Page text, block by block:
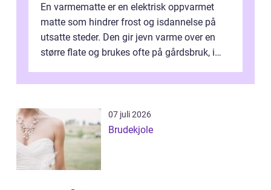
En varmematte er en elektrisk oppvarmet
matte som hindrer frost og isdannelse på
utsatte steder. Den gir jevn varme over en
større flate og brukes ofte på gårdsbruk, i
07 juli 2026
Brudekjole